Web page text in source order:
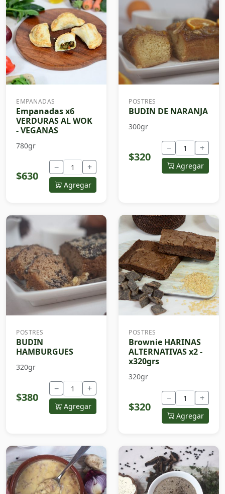
EMPANADAS
Empanadas x6
VERDURAS AL WOK
- VEGANAS
780gr
$630
− +
Agregar
POSTRES
BUDIN DE NARANJA
300gr
$320
− +
Agregar
POSTRES
BUDIN
HAMBURGUES
320gr
$380
− +
Agregar
POSTRES
Brownie HARINAS
ALTERNATIVAS x2 -
x320grs
320gr
$320
− +
Agregar